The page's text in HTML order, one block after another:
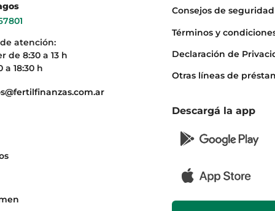
atención:
de 8:30 a 13 h
a 18:30 h
Consejos de seguridad
Términos y
Declaración de
Otras líneas de
Descargá la app